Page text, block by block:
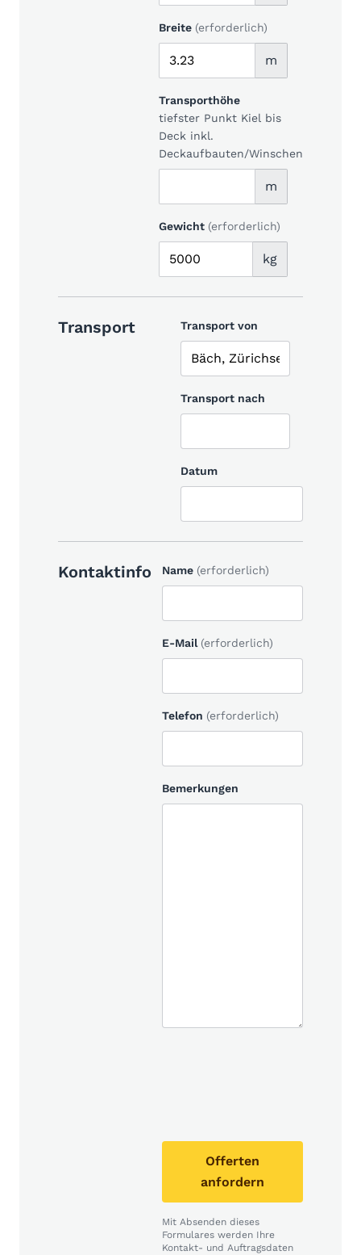
Breite (erforderlich)
m
Transporthöhe
tiefster Punkt Kiel bis
Deck inkl.
Deckaufbauten/Winschen
m
Gewicht (erforderlich)
kg
Transport Transport von
Transport nach
Datum
Kontaktinfo Name (erforderlich)
E-Mail (erforderlich)
Telefon (erforderlich)
Bemerkungen
Offerten
anfordern
Mit Absenden dieses
Formulares werden Ihre
Kontakt- und Auftragsdaten